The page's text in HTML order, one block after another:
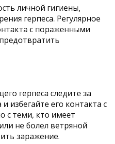
личной гигиены,
герпеса. Регулярное
с пораженными
герпеса следите за
избегайте его контакта с
с теми, кто имеет
не болел ветряной
заражение.